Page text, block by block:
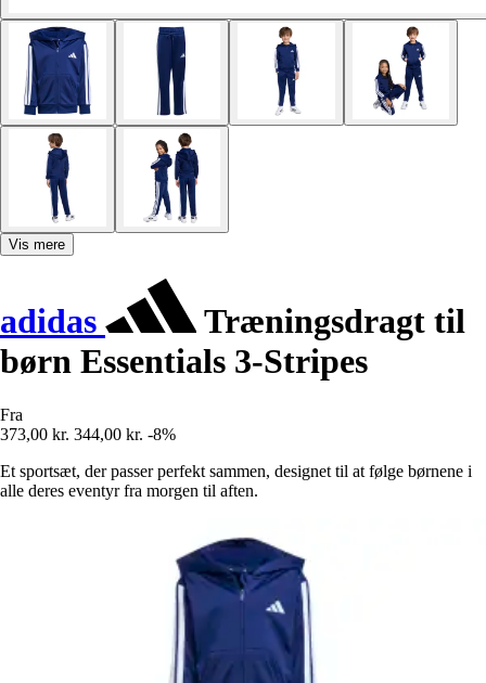
Vis mere
adidas
Træningsdragt til
børn Essentials 3-Stripes
Fra
373,00 kr. 344,00 kr. -8%
Et sportsæt, der passer perfekt sammen, designet til at følge børnene i
alle deres eventyr fra morgen til aften.